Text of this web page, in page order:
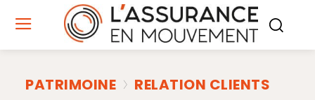
PATRIMOINE RELATION CLIENTS